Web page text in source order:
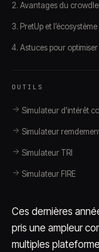
2. Avantages du
3. PretUp et
4. Astuces pour
OUTILS
Simulateur d'intérêt
Simulateur
Simulateur TRI
Simulateur FIRE
Ces dernières
pris une ampleur
multiples